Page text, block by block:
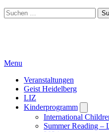
Suchen
nach:
Menu
Veranstaltungen
Geist Heidelberg
LIZ
Kinderprogramm
submenu
International
Summer Reading –